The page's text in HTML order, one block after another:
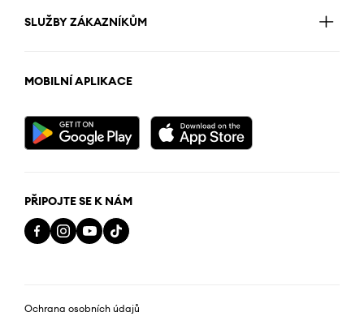
SLUŽBY ZÁKAZNÍKŮM
MOBILNÍ APLIKACE
PŘIPOJTE SE K NÁM
Ochrana osobních údajů